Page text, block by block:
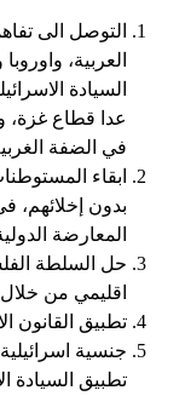
التوصل الى
العربية،
السيادة
عدا قطاع غزة،
في الضفة
ابقاء
بدون إخلائهم،
المعارضة
حل السلطة
اقليمي من خلال
تطبيق القانون
جنسية
تطبيق السيادة